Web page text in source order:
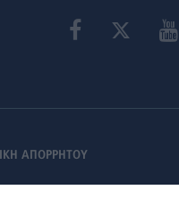
ΑΠΟΡΡΗΤΟΥ